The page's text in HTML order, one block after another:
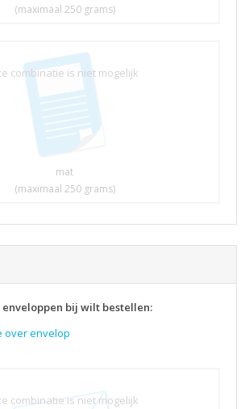
(maximaal 250 grams)
mat
(maximaal 250 grams)
combinatie is niet mogelijk
enveloppen bij wilt bestellen:
over envelop
combinatie is niet mogelijk